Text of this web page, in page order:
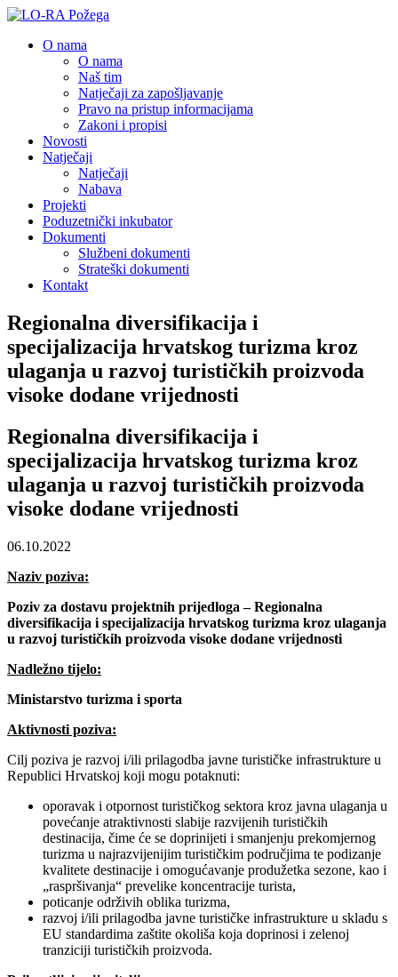
O nama
O nama
Naš tim
Natječaji za zapošljavanje
Pravo na pristup informacijama
Zakoni i propisi
Novosti
Natječaji
Natječaji
Nabava
Projekti
Poduzetnički inkubator
Dokumenti
Službeni dokumenti
Strateški dokumenti
Kontakt
Regionalna diversifikacija i
specijalizacija hrvatskog turizma kroz
ulaganja u razvoj turističkih proizvoda
visoke dodane vrijednosti
Regionalna diversifikacija i
specijalizacija hrvatskog turizma kroz
ulaganja u razvoj turističkih proizvoda
visoke dodane vrijednosti
06.10.2022
Naziv poziva:
Poziv za dostavu projektnih prijedloga – Regionalna
diversifikacija i specijalizacija hrvatskog turizma kroz ulaganja
u razvoj turističkih proizvoda visoke dodane vrijednosti
Nadležno tijelo:
Ministarstvo turizma i sporta
Aktivnosti poziva:
Cilj poziva je razvoj i/ili prilagodba javne turističke infrastrukture u
Republici Hrvatskoj koji mogu potaknuti:
oporavak i otpornost turističkog sektora kroz javna ulaganja u
povećanje atraktivnosti slabije razvijenih turističkih
destinacija, čime će se doprinijeti i smanjenju prekomjernog
turizma u najrazvijenijim turističkim područjima te podizanje
kvalitete destinacije i omogućavanje produžetka sezone, kao i
„raspršivanja“ prevelike koncentracije turista,
poticanje održivih oblika turizma,
razvoj i/ili prilagodba javne turističke infrastrukture u skladu s
EU standardima zaštite okoliša koja doprinosi i zelenoj
tranziciji turističkih proizvoda.